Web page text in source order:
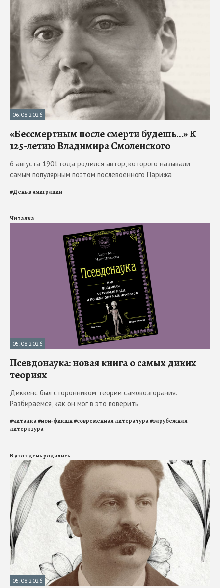
06.08.2026
«Бессмертным после смерти будешь…» К
125-летию Владимира Смоленского
6 августа 1901 года родился автор, которого называли
самым популярным поэтом послевоенного Парижа
#День в эмиграции
Читалка
05.08.2026
Псевдонаука: новая книга о самых диких
теориях
Диккенс был сторонником теории самовозгорания.
Разбираемся, как он мог в это поверить
#читалка#нон-фикшн#современная литература#зарубежная
литература
В этот день родились
05.08.2026